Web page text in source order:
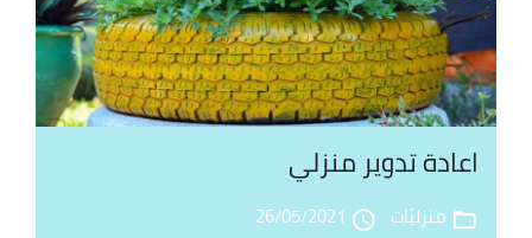
اعادة تدوير منزلي
folder_open منزليّات access_time
26/05/2021